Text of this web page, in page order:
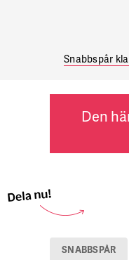
Snabbspår
Den
SNABBSPÅR